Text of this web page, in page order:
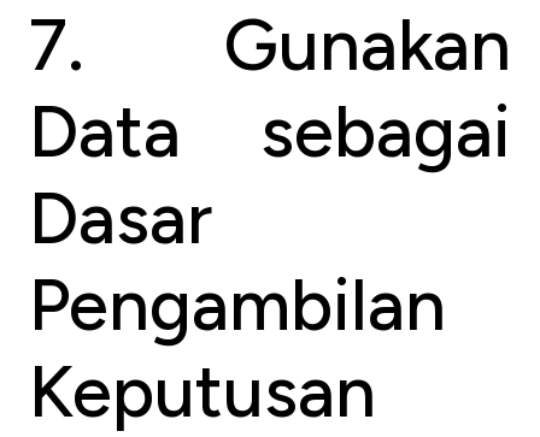
7. Gunakan
Data sebagai
Dasar
Pengambilan
Keputusan